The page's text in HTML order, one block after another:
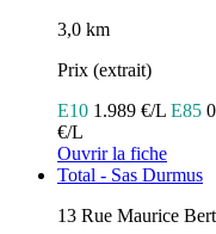
3,0 km
Prix (extrait)
E10 1.989 €/L E85
€/L
Ouvrir la fiche
Total - Sas Durmus
13 Rue Maurice